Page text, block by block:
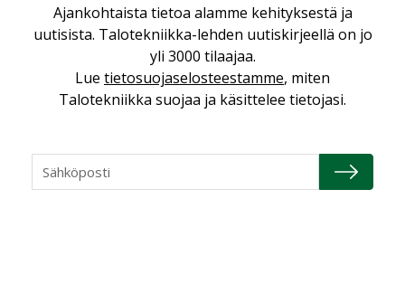
KATSO KAIKKI
NIMITYKSET
Ajankohtaista tietoa alamme kehityksestä ja
uutisista. Talotekniikka-lehden uutiskirjeellä on jo
yli 3000 tilaajaa.
Lue tietosuojaselosteestamme, miten
Talotekniikka suojaa ja käsittelee tietojasi.